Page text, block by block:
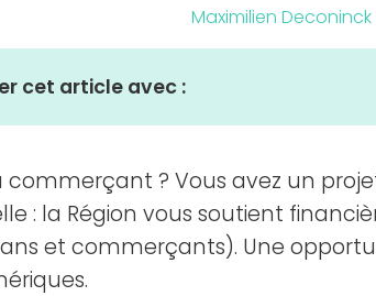
Maximilien Deconinck
cet article avec :
commerçant ? Vous avez un
: la Région vous soutient
et commerçants). Une